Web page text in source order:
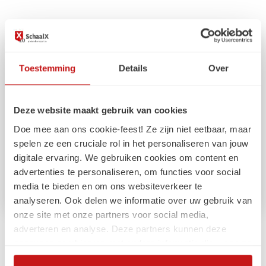
Toestemming Details Over
Deze website maakt gebruik van cookies
Doe mee aan ons cookie-feest! Ze zijn niet eetbaar, maar
spelen ze een cruciale rol in het personaliseren van jouw
digitale ervaring. We gebruiken cookies om content en
advertenties te personaliseren, om functies voor social
media te bieden en om ons websiteverkeer te
analyseren. Ook delen we informatie over uw gebruik van
onze site met onze partners voor social media,
adverteren en analyse. Deze partners kunnen deze
heeft verstrekt of die ze hebben verzameld op basis van
Impactmakers
Hoe ik complexe inhoud begrijpelijk maak